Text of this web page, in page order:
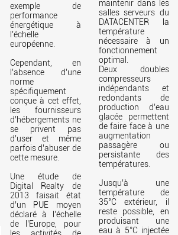
exemple de
performance
énergétique à
l’échelle
européenne.
Cependant, en
l’absence d’une
norme
spécifiquement
conçue à cet effet,
les fournisseurs
d’hébergements ne
se privent pas
d’user et même
parfois d’abuser de
cette mesure.
Une étude de
Digital Realty de
2013 faisait état
d’un PUE moyen
déclaré à l’échelle
de l’Europe, pour
maintenir dans les
salles serveurs du
DATACENTER la
température
nécessaire à un
fonctionnement
optimal.
Deux doubles
compresseurs
indépendants et
redondants de
production d’eau
glacée permettent
de faire face à une
augmentation
passagère ou
persistante des
températures.
Jusqu’à une
température de
35°C extérieur, il
reste possible, en
produisant une
eau à 5°C injectée